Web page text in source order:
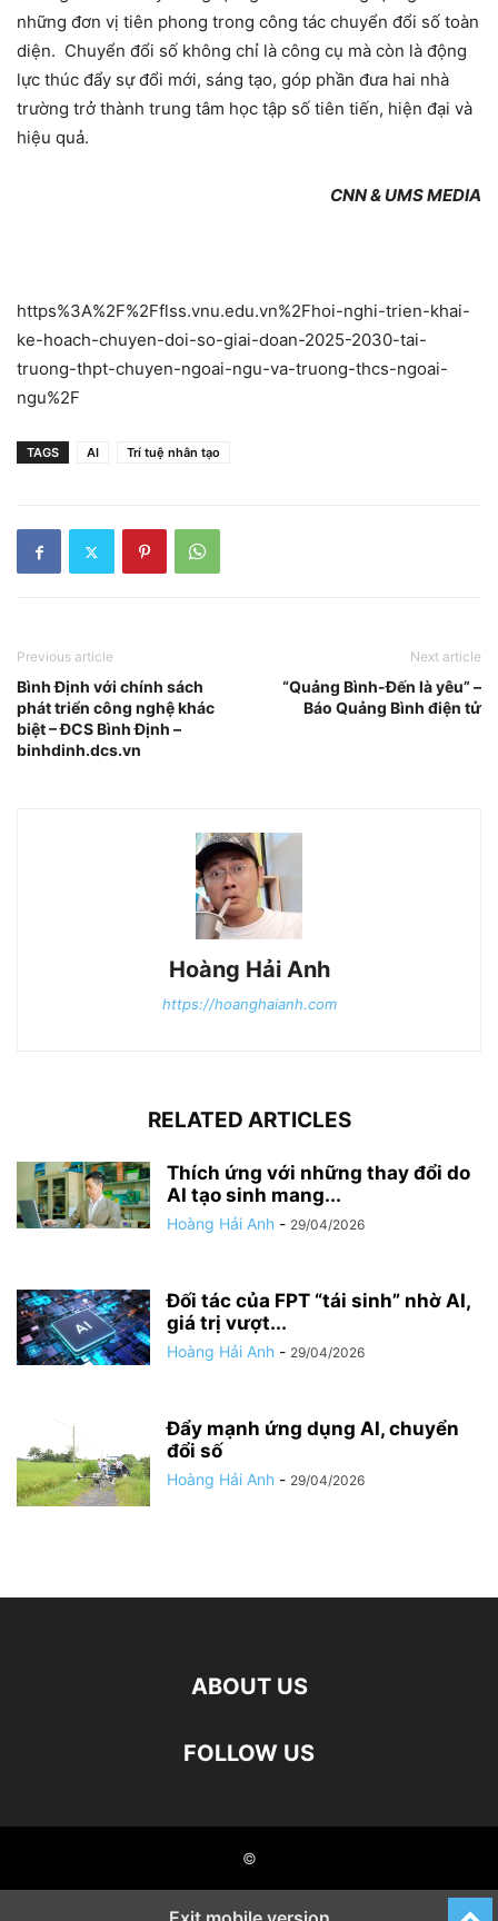
những đơn vị tiên phong trong công tác chuyển đổi số toàn
diện. Chuyển đổi số không chỉ là công cụ mà còn là động
lực thúc đẩy sự đổi mới, sáng tạo, góp phần đưa hai nhà
trường trở thành trung tâm học tập số tiên tiến, hiện đại và
hiệu quả.
CNN & UMS MEDIA
https%3A%2F%2Fflss.vnu.edu.vn%2Fhoi-nghi-trien-khai-
ke-hoach-chuyen-doi-so-giai-doan-2025-2030-tai-
truong-thpt-chuyen-ngoai-ngu-va-truong-thcs-ngoai-
ngu%2F
TAGS AI Trí tuệ nhân tạo
Previous article
Bình Định với chính sách
phát triển công nghệ khác
biệt – ĐCS Bình Định –
binhdinh.dcs.vn
Next article
“Quảng Bình-Đến là yêu” –
Báo Quảng Bình điện tử
Hoàng Hải Anh
https://hoanghaianh.com
RELATED ARTICLES
Thích ứng với những thay đổi do
AI tạo sinh mang...
Hoàng Hải Anh - 29/04/2026
Đối tác của FPT “tái sinh” nhờ AI,
giá trị vượt...
Hoàng Hải Anh - 29/04/2026
Đẩy mạnh ứng dụng AI, chuyển
đổi số
Hoàng Hải Anh - 29/04/2026
ABOUT US
FOLLOW US
©